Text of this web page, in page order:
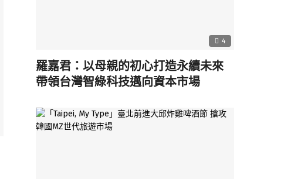
4
羅嘉君：以母親的初心打造永續未來
帶領台灣智綠科技邁向資本市場